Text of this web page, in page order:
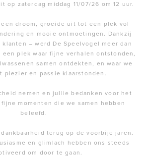
op zaterdag middag 11/07/26 om 12 uur.
droom, groeide uit tot een plek vol
en mooie ontmoetingen. Dankzij
– werd De Speelvogel meer dan
plek waar fijne verhalen ontstonden,
samen ontdekten, en waar we
plezier en passie klaarstonden.
nemen en jullie bedanken voor het
momenten die we samen hebben
beleefd.
terug op de voorbije jaren.
en glimlach hebben ons steeds
om door te gaan.